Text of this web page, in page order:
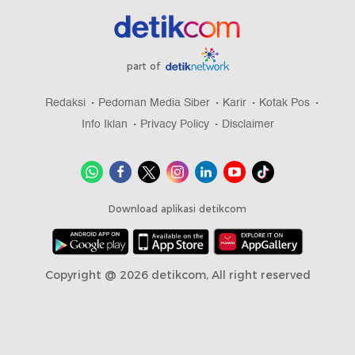
part of
Redaksi Pedoman Media Siber Karir
Kotak Pos
Info Iklan
Privacy Policy Disclaimer
Download aplikasi detikcom
Copyright @ 2026 detikcom, All right reserved